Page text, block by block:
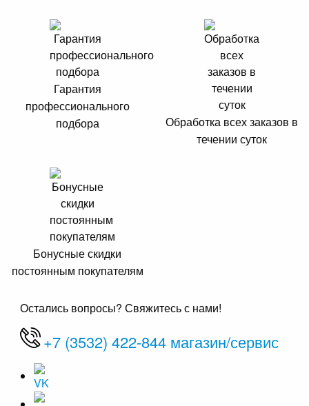
Гарантия
профессионального
подбора
Обработка всех заказов в
течении суток
Бонусные скидки
постоянным покупателям
Остались вопросы? Свяжитесь с нами!
+7 (3532) 422-844 магазин/сервис